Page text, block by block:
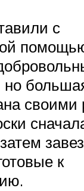
с
своими
к